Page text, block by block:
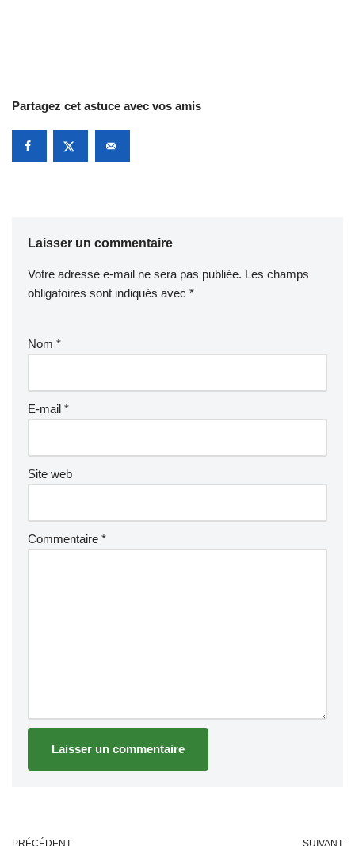
Partagez cet astuce avec vos amis
Laisser un commentaire
Votre adresse e-mail ne sera pas publiée. Les champs
obligatoires sont indiqués avec *
Nom *
E-mail *
Site web
Commentaire *